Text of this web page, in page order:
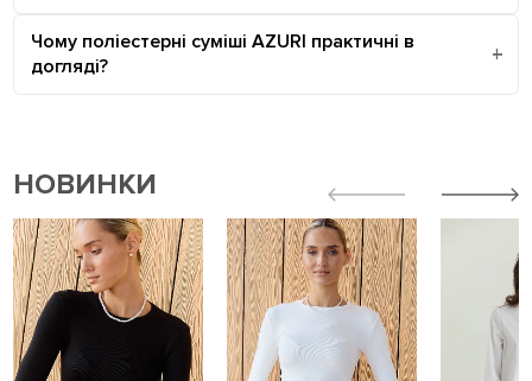
Чому поліестерні суміші AZURI практичні в
догляді?
НОВИНКИ